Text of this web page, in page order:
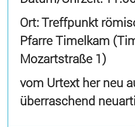
Ort: Treffpunkt
Pfarre Timelkam
Mozartstraße 1)
vom Urtext her neu
überraschend